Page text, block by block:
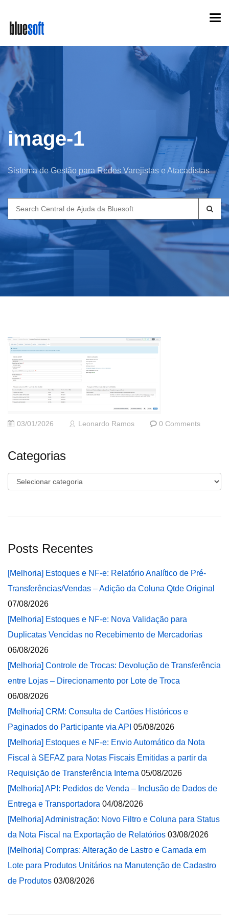
main
content
image-1
Sistema de Gestão para Redes Varejistas e Atacadistas
Search
for:
03/01/2026 Leonardo Ramos 0 Comments
Categorias
Categorias
Posts Recentes
[Melhoria] Estoques e NF-e: Relatório Analítico de Pré-
Transferências/Vendas – Adição da Coluna Qtde Original
07/08/2026
[Melhoria] Estoques e NF-e: Nova Validação para
Duplicatas Vencidas no Recebimento de Mercadorias
06/08/2026
[Melhoria] Controle de Trocas: Devolução de Transferência
entre Lojas – Direcionamento por Lote de Troca
06/08/2026
[Melhoria] CRM: Consulta de Cartões Históricos e
Paginados do Participante via API 05/08/2026
[Melhoria] Estoques e NF-e: Envio Automático da Nota
Fiscal à SEFAZ para Notas Fiscais Emitidas a partir da
Requisição de Transferência Interna 05/08/2026
[Melhoria] API: Pedidos de Venda – Inclusão de Dados de
Entrega e Transportadora 04/08/2026
[Melhoria] Administração: Novo Filtro e Coluna para Status
da Nota Fiscal na Exportação de Relatórios 03/08/2026
[Melhoria] Compras: Alteração de Lastro e Camada em
Lote para Produtos Unitários na Manutenção de Cadastro
de Produtos 03/08/2026